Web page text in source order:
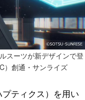
スーツが新デザインで登
創通・サンライズ
ティクス）を用い